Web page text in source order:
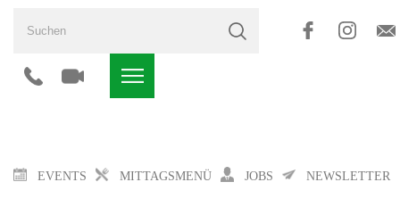
EVENTS MITTAGSMENÜ JOBS NEWSLETTER